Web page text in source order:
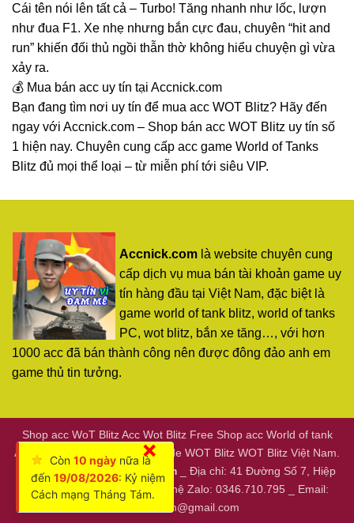
Cái tên nói lên tất cả – Turbo! Tăng nhanh như lốc, lượn
như đua F1. Xe nhẹ nhưng bắn cực đau, chuyên “hit and
run” khiến đối thủ ngồi thẫn thờ không hiểu chuyện gì vừa
xảy ra.
💰 Mua bán acc uy tín tại Accnick.com
Bạn đang tìm nơi uy tín để mua acc WOT Blitz? Hãy đến
ngay với Accnick.com – Shop bán acc WOT Blitz uy tín số
1 hiện nay. Chuyên cung cấp acc game World of Tanks
Blitz đủ mọi thể loại – từ miễn phí tới siêu VIP.
Accnick.com là website chuyên cung
cấp dịch vụ mua bán tài khoản game uy
tín hàng đầu tại Việt Nam, đặc biệt là
game world of tank blitz, world of tanks
PC, wot blitz, bắn xe tăng…, với hơn
1000 acc đã bán thành công nên được đông đảo anh em
game thủ tin tưởng.
Shop acc WoT Blitz Acc Wot Blitz Free Shop acc World of tank
Acc world of tanks miễn phí Code WOT Blitz WOT Blitz Việt Nam.
Copyright 2026 ©accnick.com _ Địa chỉ: 41 Đường Số 7, Hiệp
Bình Phước, Thủ Đức _ Liên hệ Zalo: 0346.710.795 _ Email:
accnick.com@gmail.com
×
★ Còn 10 ngày nữa là
đến 19/08/2026: Kỷ niệm
Cách mạng Tháng Tám.